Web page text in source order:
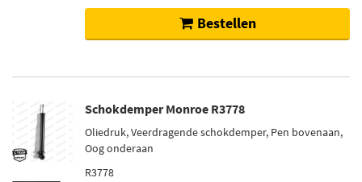
Bestellen
Schokdemper Monroe R3778
Oliedruk, Veerdragende schokdemper, Pen bovenaan,
Oog onderaan
R3778